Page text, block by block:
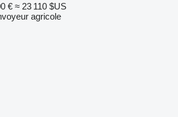
€ ≈ 23 110 $US
agricole